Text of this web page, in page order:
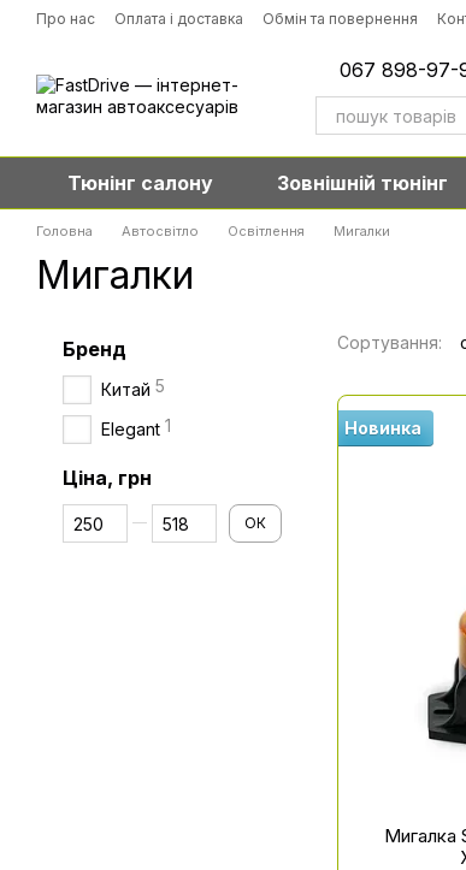
Перейти до основного контенту
Про нас Оплата і доставка Обмін та повернення
067 898-97-
Тюнінг салону Зовнішній тюнінг
Головна Автосвітло Освітлення Мигалки
Мигалки
Сортування:
Новинка
Мигалка
Бренд
Китай 5
Elegant 1
Ціна, грн
Від Ціна, грн
До Ціна, грн ОК